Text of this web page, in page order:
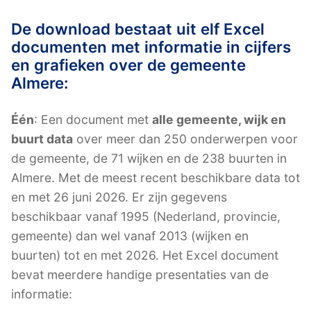
De download bestaat uit elf Excel
documenten met informatie in cijfers
en grafieken over de gemeente
Almere:
Één: Een document met alle gemeente, wijk en
buurt data over meer dan 250 onderwerpen voor
de gemeente, de 71 wijken en de 238 buurten in
Almere. Met de meest recent beschikbare data tot
en met 26 juni 2026. Er zijn gegevens
beschikbaar vanaf 1995 (Nederland, provincie,
gemeente) dan wel vanaf 2013 (wijken en
buurten) tot en met 2026. Het Excel document
bevat meerdere handige presentaties van de
informatie: